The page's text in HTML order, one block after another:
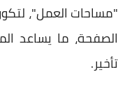
"مساحات العمل"،
الصفحة، ما يساعد
تأخير.